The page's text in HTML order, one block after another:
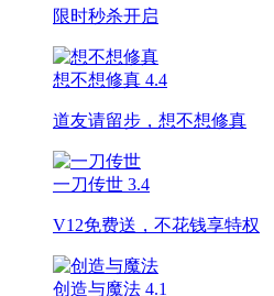
限时秒杀开启
想不想修真 4.4
道友请留步，想不想修真
一刀传世 3.4
V12免费送，不花钱享特权
创造与魔法 4.1